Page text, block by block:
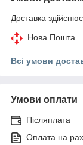
Доставка
Нова Пошта
Всі умови
Умови оплати
Післяплата
Оплата на